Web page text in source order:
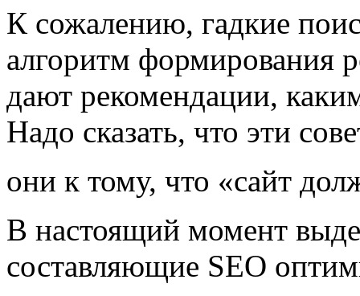
К сожалению, гадкие
алгоритм формирования
дают рекомендации,
Надо сказать, что эти
они к тому, что «сайт
В настоящий момент
составляющие SEO